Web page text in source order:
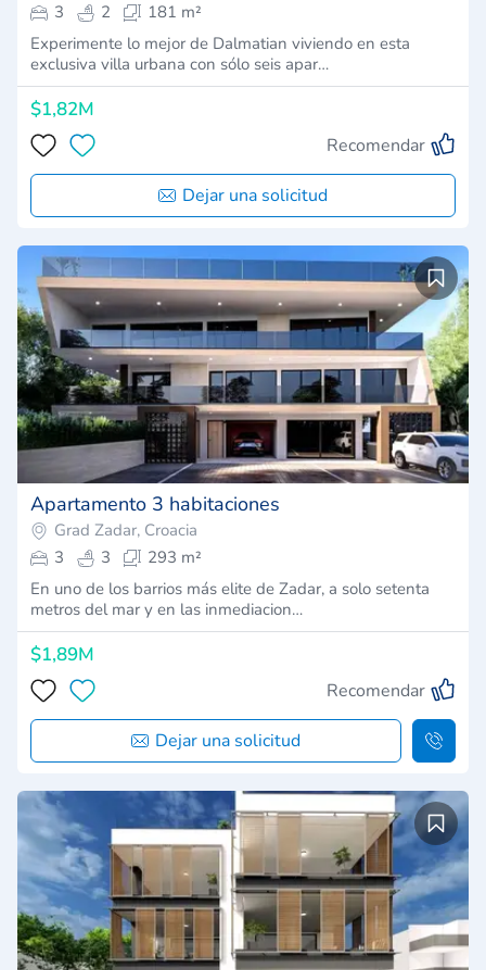
3
2
181 m²
Experimente lo mejor de Dalmatian viviendo en esta
exclusiva villa urbana con sólo seis apar…
$1,82M
Recomendar
Dejar una solicitud
Apartamento 3 habitaciones
Grad Zadar, Croacia
3
3
293 m²
En uno de los barrios más elite de Zadar, a solo setenta
metros del mar y en las inmediacion…
$1,89M
Recomendar
Dejar una solicitud